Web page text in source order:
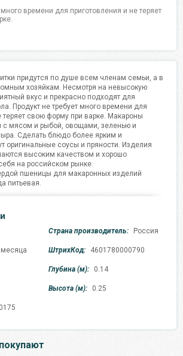
много времени для приготовления и не теряет
придутся по душе всем членам семьи, а в
хозяйкам. Несмотря на невысокую
вкус и прекрасно подходят для
Продукт не требует много времени для
теряет свою форму при варке. Макароны
с мясом и рыбой, овощами, зеленью и
Сделать блюдо более ярким и
оригинальные соусы и пряности. Изделия
высоким качеством и хорошо
на российском рынке.
пшеницы для макаронных изделий
питьевая.
Страна производитель: Россия
месяца ШтрихКод: 4601780000790
Глубина (м): 0.14
Высота (м): 0.25